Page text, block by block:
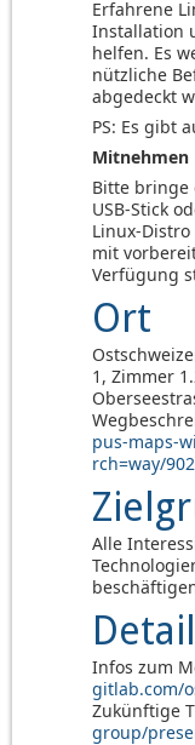
Erfahrene
Installation
helfen. Es
nützliche
abgedeckt
PS: Es gibt
Mitnehmen
Bitte bringe
USB-Stick
Linux-Distro
mit
Verfügung
Ort
1, Zimmer
pus-maps-
rch=way/
Alle
Infos zum
gitlab.com/
Zukünftige
group/